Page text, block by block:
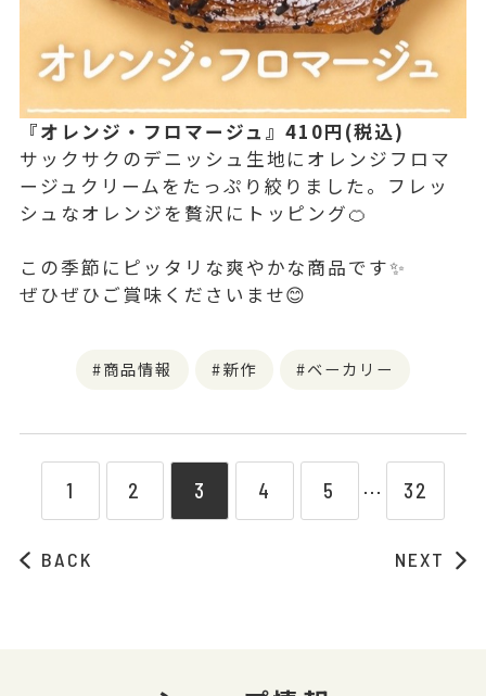
『オレンジ・フロマージュ』410円(税込)
サックサクのデニッシュ生地にオレンジフロマ
ージュクリームをたっぷり絞りました。フレッ
シュなオレンジを贅沢にトッピング🍊
この季節にピッタリな爽やかな商品です✨️
ぜひぜひご賞味くださいませ😊
商品情報 新作 ベーカリー
BACK
1 2 3 4 5 ⋯ 32
NEXT